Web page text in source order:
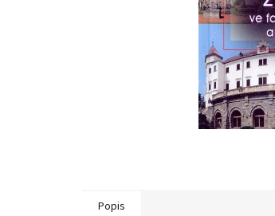
Popis